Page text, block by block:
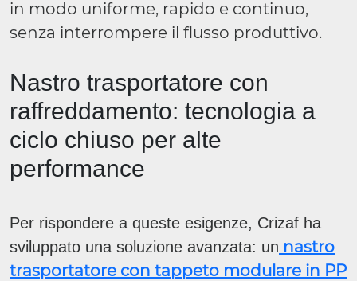
in modo uniforme, rapido e continuo,
senza interrompere il flusso produttivo.
Nastro trasportatore con
raffreddamento: tecnologia a
ciclo chiuso per alte
performance
Per rispondere a queste esigenze, Crizaf ha
sviluppato una soluzione avanzata: un nastro
trasportatore con tappeto modulare in PP